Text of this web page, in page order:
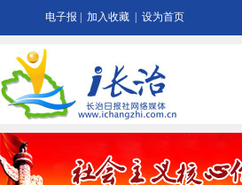
电子报 加入收藏 设为首页